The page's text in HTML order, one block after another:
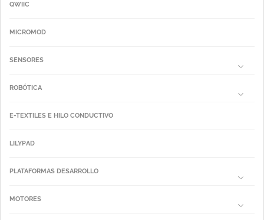
QWIIC
MICROMOD
SENSORES
ROBÓTICA
E-TEXTILES E HILO CONDUCTIVO
LILYPAD
PLATAFORMAS DESARROLLO
MOTORES